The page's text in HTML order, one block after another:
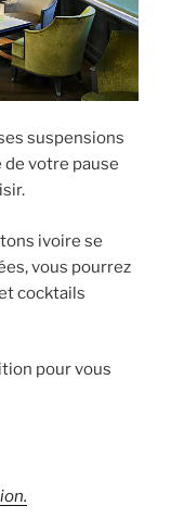
suspensions
votre pause
ivoire se
vous pourrez
cocktails
pour vous